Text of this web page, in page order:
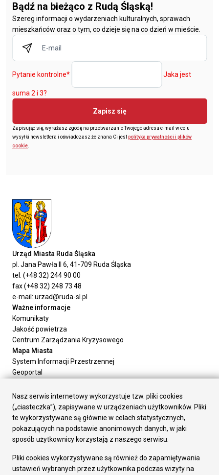
Bądź na bieżąco z Rudą Śląską!
Szereg informacji o wydarzeniach kulturalnych, sprawach
mieszkańców oraz o tym, co dzieje się na co dzień w mieście.
Pytanie kontrolne* Jaka jest
suma 2 i 3?
Zapisz się
Zapisując się, wyrażasz zgodę na przetwarzanie Twojego adresu e-mail w celu
wysyłki newslettera i oświadczasz że znana Ci jestpolityka prywatności i plików
cookie.
Urząd Miasta Ruda Śląska
pl. Jana Pawła II 6, 41-709 Ruda Śląska
tel. (+48 32) 244 90 00
fax (+48 32) 248 73 48
e-mail: urzad@ruda-sl.pl
Ważne informacje
Komunikaty
Jakość powietrza
Centrum Zarządzania Kryzysowego
Mapa Miasta
System Informacji Przestrzennej
Geoportal
Załatw sprawę
Prezydent Miasta
Rada Miasta
Wydziały
Elektroniczna Skrzynka Podawcza
Gospodarka
Fundusze europejskie
Nasz serwis internetowy wykorzystuje tzw. pliki cookies
(„ciasteczka”), zapisywane w urządzeniach użytkowników. Pliki
te wykorzystywane są głównie w celach statystycznych,
pokazujących na podstawie anonimowych danych, w jaki
sposób użytkownicy korzystają z naszego serwisu.
Pliki cookies wykorzystywane są również do zapamiętywania
ustawień wybranych przez użytkownika podczas wizyty na